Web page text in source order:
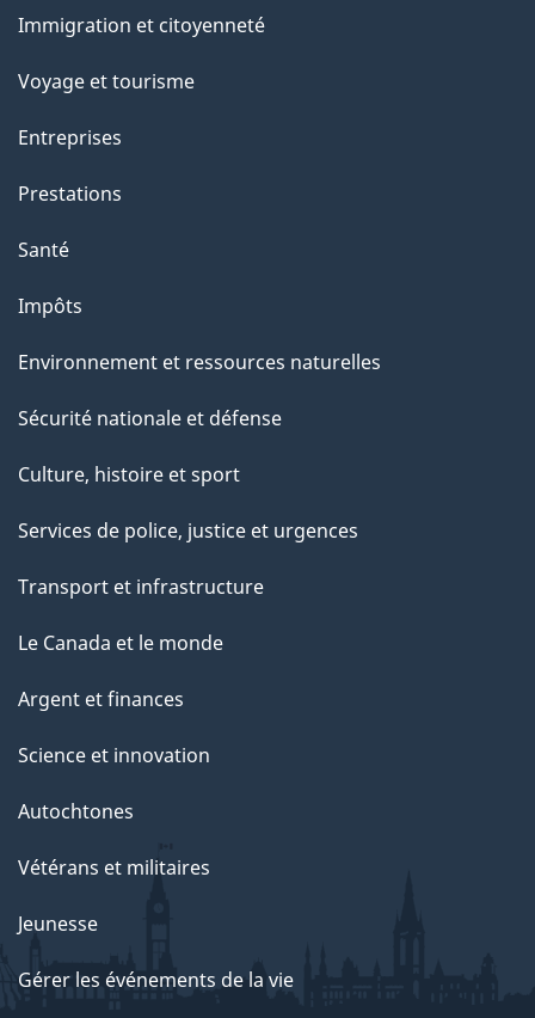
sujets
Immigration et citoyenneté
Voyage et tourisme
Entreprises
Prestations
Santé
Impôts
Environnement et ressources naturelles
Sécurité nationale et défense
Culture, histoire et sport
Services de police, justice et urgences
Transport et infrastructure
Le Canada et le monde
Argent et finances
Science et innovation
Autochtones
Vétérans et militaires
Jeunesse
Gérer les événements de la vie